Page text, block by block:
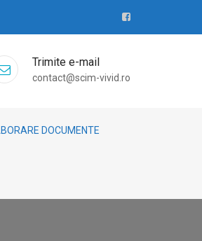
Trimite e-mail
contact@scim-vivid.ro
DOCUMENTE